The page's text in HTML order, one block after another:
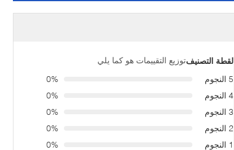
لقطة التصنيفتوزيع التقييمات هو كما يلي
5 النجوم
0%
4 النجوم
0%
3 النجوم
0%
2 النجوم
0%
1 النجوم
0%